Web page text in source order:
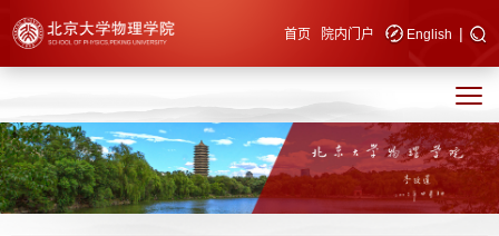
快速导航 首页 院内门户 English |